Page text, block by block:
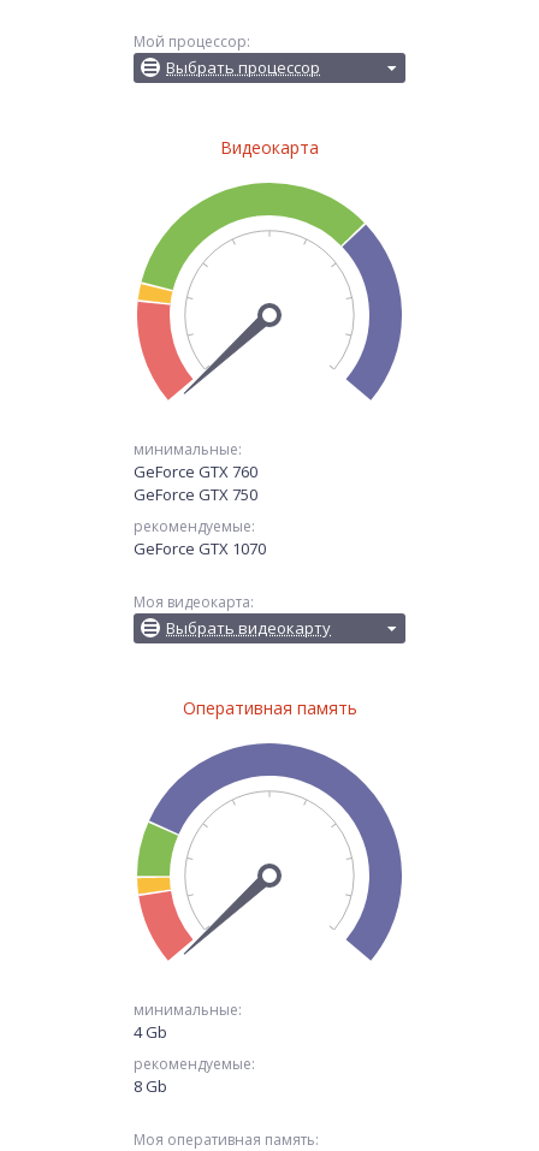
Мой процессор:
Выбрать процессор
Видеокарта
минимальные:
GeForce GTX 760
GeForce GTX 750
рекомендуемые:
GeForce GTX 1070
Моя видеокарта:
Выбрать видеокарту
Оперативная память
минимальные:
4 Gb
рекомендуемые:
8 Gb
Моя оперативная память: